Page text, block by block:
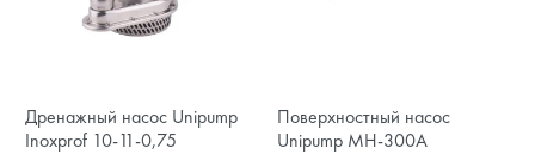
Дренажный насос Unipump
Inoxprof 10-11-0,75
Поверхностный насос
Unipump MH-300A